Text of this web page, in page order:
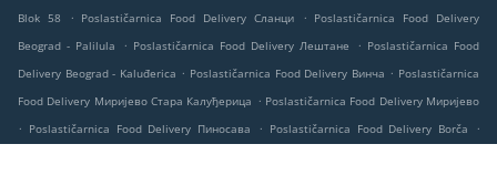
Blok 58
. Poslastičarnica Food Delivery Сланци . Poslastičarnica Food Delivery
Beograd - Palilula
. Poslastičarnica Food Delivery Лештане . Poslastičarnica Food
Delivery Beograd - Kaluđerica . Poslastičarnica Food Delivery Винча . Poslastičarnica
Food Delivery Миријево Стара Калуђерица . Poslastičarnica Food Delivery Миријево
. Poslastičarnica Food Delivery Пиносава . Poslastičarnica Food Delivery Borča
.